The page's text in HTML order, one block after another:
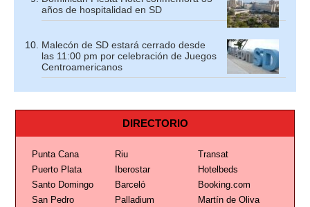
años de hospitalidad en SD
Malecón de SD estará cerrado desde
las 11:00 pm por celebración de Juegos
Centroamericanos
DIRECTORIO
Punta Cana Riu
Transat
Puerto Plata
Iberostar
Hotelbeds
Santo Domingo
Barceló
Booking.com
San Pedro
Palladium
Martín de Oliva